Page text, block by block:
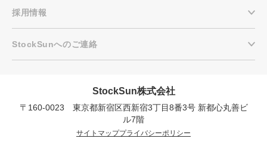
プロに無料相談をする
会社概要資料をダウンロー
ドする
採用情報
StockSunへのご連絡
StockSun株式会社
〒160-0023 東京都新宿区西新宿3丁目8番3号 新都心丸善ビ
ル7階
サイトマッププライバシーポリシー